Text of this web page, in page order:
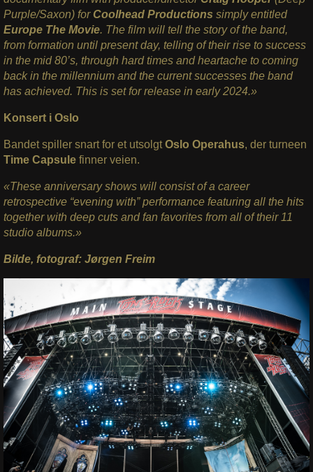
Purple/Saxon) for Coolhead Productions simply entitled
Europe The Movie. The film will tell the story of the band,
from formation until present day, telling of their rise to success
in the mid 80’s, through hard times and heartache to coming
back in the millennium and the current successes the band
has achieved. This is set for release in early 2024.»
Konsert i Oslo
Bandet spiller snart for et utsolgtOslo Operahus, der turneen
Time Capsulefinner veien.
«These anniversary shows will consist of a career
retrospective “evening with” performance featuring all the hits
together with deep cuts and fan favorites from all of their 11
studio albums.»
Bilde, fotograf: Jørgen Freim